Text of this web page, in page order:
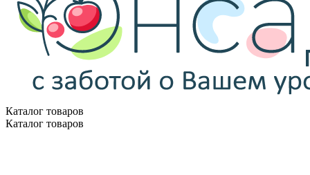
Каталог товаров
Каталог товаров